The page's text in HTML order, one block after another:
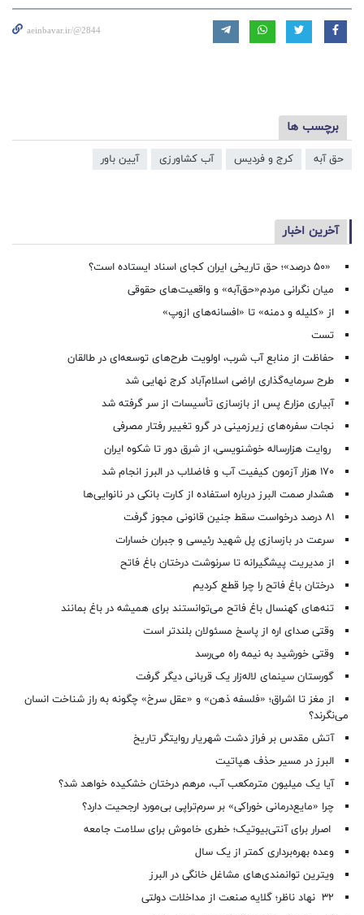
aeinbavar.ir/@2844
برچسب ها
حق آبه کرج و فردیس آب کشاورزی آیین باور
آخرین اخبار
«۵۰ درصد»؛ حق تاریخی ایران کجای اسناد ایستاده است؟
میان نگرانی مردم«حق‌آبه» و واقعیت‌های حقوقی
از «کلیله و دمنه» تا «افسانه‌های ازوپ»
تست
حفاظت از منابع آب شرب، اولویت طرح‌های توسعه‌ای در طالقان
طرح سرمایه‌گذاری اراضی اسلام‌آباد کرج نهایی شد
آبیاری مزارع پس از بازسازی تأسیسات از سر گرفته شد
نجات سفره‌های زیرزمینی در گرو تغییر رفتار مصرفی
روایت هزارساله خوشنویسی، از شرق دور تا شکوه ایران
۱۷۰ هزار آزمون کیفیت آب و فاضلاب در البرز انجام شد
هشدار صمت البرز درباره استفاده از کارت بانکی در نانوایی‌ها
۸۱ درصد درخواست‌ سقط جنین قانونی مجوز گرفت
سرعت در بازسازی پل شهید رئیسی و جبران خسارات
از مدیریت پیشگیرانه تا سرنوشت درختان باغ فاتح
درختان باغ فاتح را چرا قطع کردیم
تنه‌های کهنسال باغ فاتح می‌توانستند برای همیشه در باغ بمانند
وقتی صدای اره از پاسخ مسئولان بلندتر است
وقتی خورشید به نیمه راه می‌رسد
گورستان سینمای لاله‌زار یک قربانی دیگر گرفت
از مغز تا اشراق؛ «فلسفه ذهن» و «عقل سرخ» چگونه به راز شناخت انسان
می‌نگرند؟
آتش مقدس بر فراز دشت شهریار روایتگر تاریخ
البرز در مسیر حذف هپاتیت
آیا یک میلیون مترمکعب آب، مرهم درختان خشکیده خواهد شد؟
چرا «مایع‌درمانی خوراکی» بر سرم‌تراپی بی‌مورد ارجحیت دارد؟
اصرار برای آنتی‌بیوتیک؛ خطری خاموش برای سلامت جامعه
وعده بهره‌برداری کمتر از یک سال
ویترین توانمندی‌های مشاغل خانگی در البرز
۳۲ نهاد ناظر؛ گلایه صنعت از مداخلات دولتی